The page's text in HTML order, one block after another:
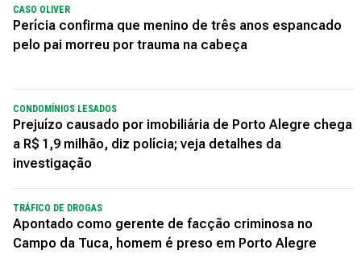
CASO OLIVER
Perícia confirma que menino de três anos espancado
pelo pai morreu por trauma na cabeça
CONDOMÍNIOS LESADOS
Prejuízo causado por imobiliária de Porto Alegre chega
a R$ 1,9 milhão, diz polícia; veja detalhes da
investigação
TRÁFICO DE DROGAS
Apontado como gerente de facção criminosa no
Campo da Tuca, homem é preso em Porto Alegre